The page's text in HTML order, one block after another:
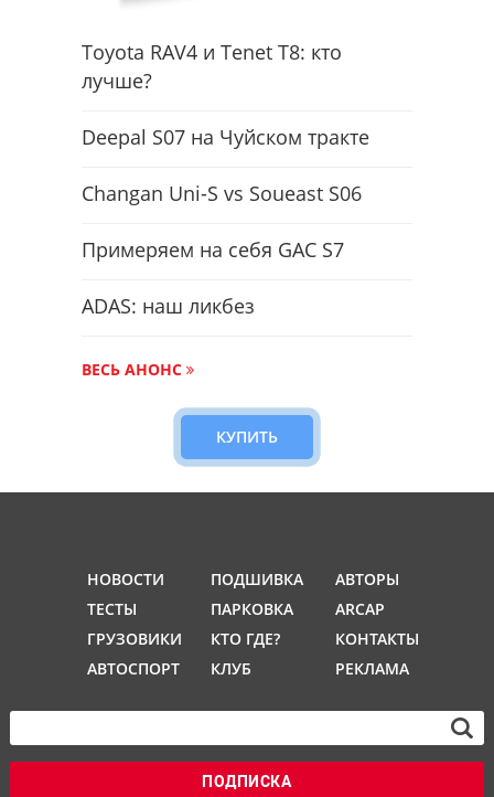
Toyota RAV4 и Tenet T8: кто
лучше?
Deepal S07 на Чуйском тракте
Changan Uni-S vs Soueast S06
Примеряем на себя GAC S7
ADAS: наш ликбез
ВЕСЬ АНОНС
КУПИТЬ
НОВОСТИ
ТЕСТЫ
ГРУЗОВИКИ
АВТОСПОРТ
ПОДШИВКА
ПАРКОВКА
КТО ГДЕ?
КЛУБ
АВТОРЫ
ARCAP
КОНТАКТЫ
РЕКЛАМА
ПОДПИСКА